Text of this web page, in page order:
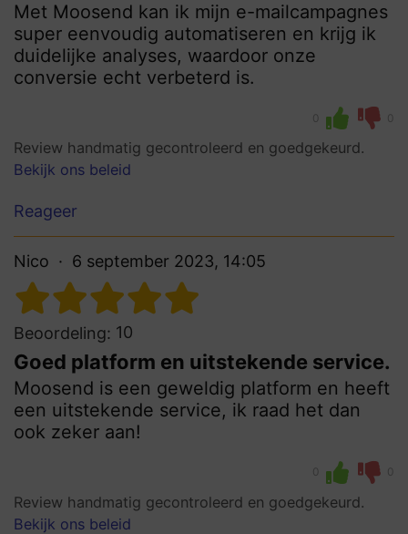
Met Moosend kan ik mijn e-mailcampagnes
super eenvoudig automatiseren en krijg ik
duidelijke analyses, waardoor onze
conversie echt verbeterd is.
0 0
Review handmatig gecontroleerd en goedgekeurd.
Bekijk ons beleid
Reageer
Nico 6 september 2023, 14:05
Beoordeling: 10
Goed platform en uitstekende service.
Moosend is een geweldig platform en heeft
een uitstekende service, ik raad het dan
ook zeker aan!
0 0
Review handmatig gecontroleerd en goedgekeurd.
Bekijk ons beleid